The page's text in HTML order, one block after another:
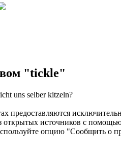
"tickle"
uns selberkitzeln?
предоставляются
открытых источников с
опцию "Сообщить о